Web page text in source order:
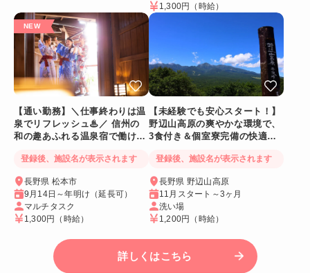
1,300円
（時給）
【通い勤務】＼仕事終わりは温
泉でリフレッシュ♨／ 信州の
和の趣あふれる温泉宿で働ける
登録後、施設名が表示されます
長野県 松本市
9月14日～年明け（延長可）
マルチタスク
1,300円 （時給）
【未経験でも安心スタート！】
野辺山高原の爽やかな環境で、
3食付き＆個室寮完備の快適リ
登録後、施設名が表示されます
長野県 野辺山高原
11月スタート～3ヶ月
洗い場
1,200円 （時給）
詳しくはこちら